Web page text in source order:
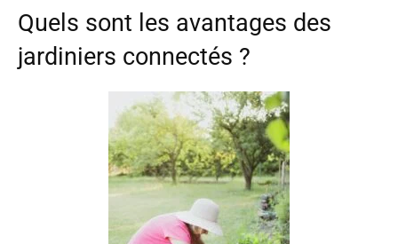
Quels sont les avantages des
jardiniers connectés ?